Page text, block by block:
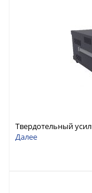
Твердотельный
Далее